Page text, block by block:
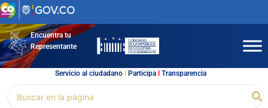
Ir
al
contenidoEncuentra tu
Representante
Servicio al ciudadano l Participal Transparencia
por: